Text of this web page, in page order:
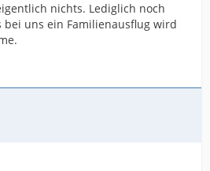
nichts. Lediglich noch
bei uns ein Familienausflug wird